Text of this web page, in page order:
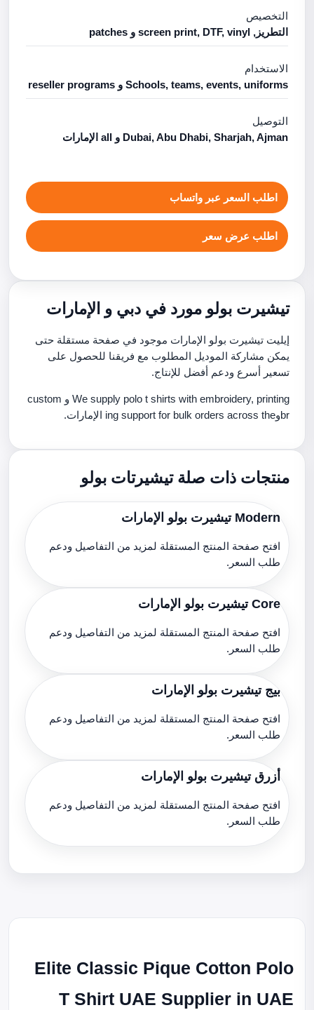
التخصيص
التطريز, screen print, DTF, vinyl و patches
الاستخدام
Schools, teams, events, uniforms و reseller programs
التوصيل
Dubai, Abu Dhabi, Sharjah, Ajman و all الإمارات
اطلب السعر عبر واتساب
اطلب عرض سعر
تيشيرت بولو مورد في دبي و الإمارات
إيليت تيشيرت بولو الإمارات موجود في صفحة مستقلة حتى
يمكن مشاركة الموديل المطلوب مع فريقنا للحصول على
تسعير أسرع ودعم أفضل للإنتاج.
We supply polo t shirts with embroidery, printing و custom
brوing support for bulk orders across the الإمارات.
منتجات ذات صلة تيشيرتات بولو
Modern تيشيرت بولو الإمارات
افتح صفحة المنتج المستقلة لمزيد من التفاصيل ودعم
طلب السعر.
Core تيشيرت بولو الإمارات
افتح صفحة المنتج المستقلة لمزيد من التفاصيل ودعم
طلب السعر.
بيج تيشيرت بولو الإمارات
افتح صفحة المنتج المستقلة لمزيد من التفاصيل ودعم
طلب السعر.
أزرق تيشيرت بولو الإمارات
افتح صفحة المنتج المستقلة لمزيد من التفاصيل ودعم
طلب السعر.
Elite Classic Pique Cotton Polo
T Shirt UAE Supplier in UAE